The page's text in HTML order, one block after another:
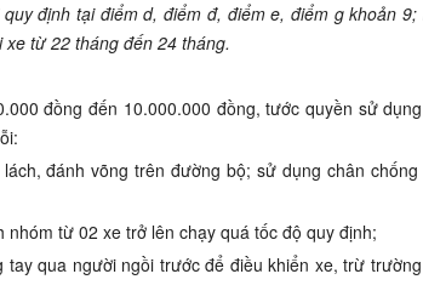
định tại điểm d, điểm đ, điểm e, điểm g khoản
từ 22 tháng đến 24 tháng.
đồng đến 10.000.000 đồng, tước quyền sử
đánh võng trên đường bộ; sử dụng chân
nhóm từ 02 xe trở lên chạy quá tốc độ quy định;
tay qua người ngồi trước để điều khiển xe, trừ